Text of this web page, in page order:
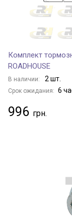
Комплект
ROADHOUSE
В наличии: 2 шт.
Срок ожидания: 6
996